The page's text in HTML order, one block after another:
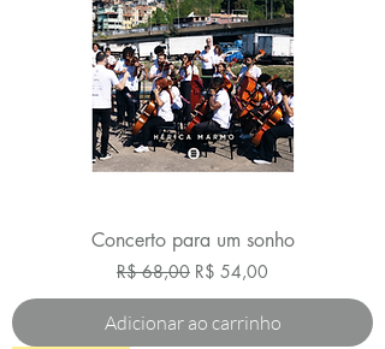
Concerto para um sonho
Preço normal
R$ 68,00 Preço promocional
R$ 54,00
Adicionar ao carrinho